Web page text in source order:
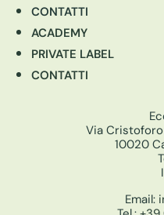
CONTATTI
ACADEMY
PRIVATE LABEL
CONTATTI
Via
10020
Email: